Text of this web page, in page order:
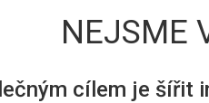
NEJSME
cílem je šířit